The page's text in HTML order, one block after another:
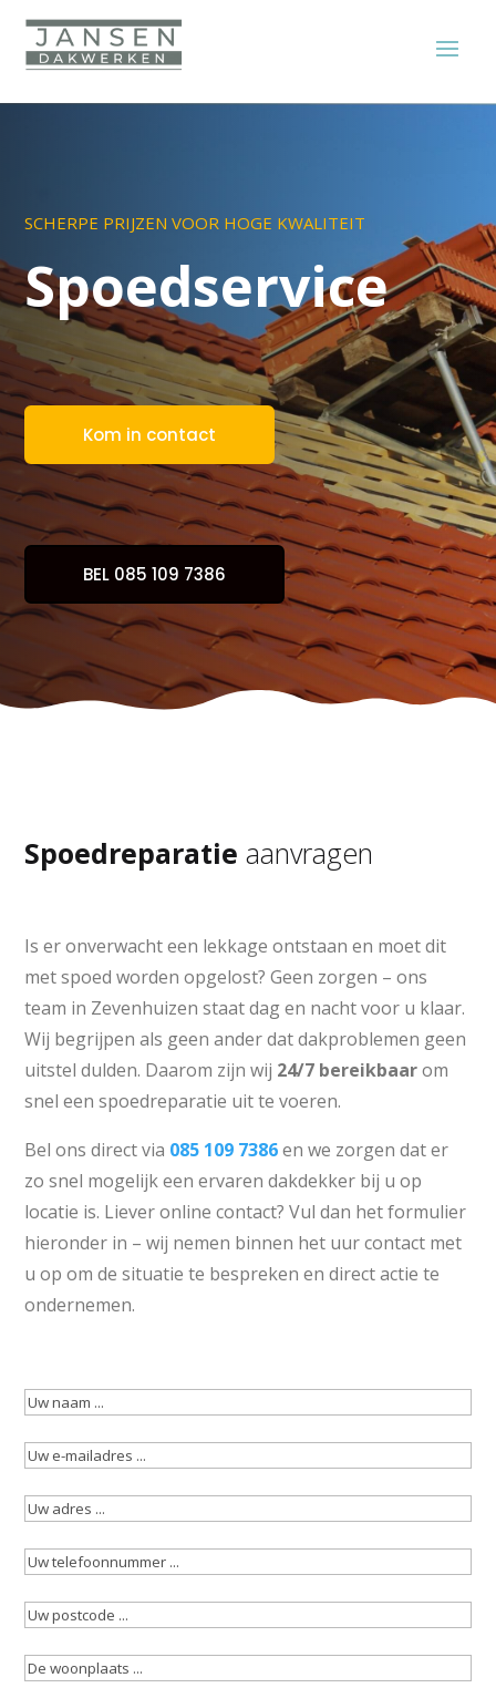
SCHERPE PRIJZEN VOOR HOGE KWALITEIT
Spoedservice
Kom in contact
BEL 085 109 7386
Spoedreparatieaanvragen
Is er onverwacht een lekkage ontstaan en moet dit
met spoed worden opgelost? Geen zorgen – ons
team in Zevenhuizen staat dag en nacht voor u klaar.
Wij begrijpen als geen ander dat dakproblemen geen
uitstel dulden. Daarom zijn wij 24/7 bereikbaarom
snel een spoedreparatie uit te voeren.
Bel ons direct via 085 109 7386en we zorgen dat er
zo snel mogelijk een ervaren dakdekker bij u op
locatie is. Liever online contact? Vul dan het formulier
hieronder in – wij nemen binnen het uur contact met
u op om de situatie te bespreken en direct actie te
ondernemen.
Uw
Uw
mailadres
...
Uw
Uw
Uw
De